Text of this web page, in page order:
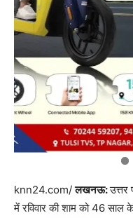
knn24.com/लखनऊ:उत्तर
में रविवार की शाम को 46 साल